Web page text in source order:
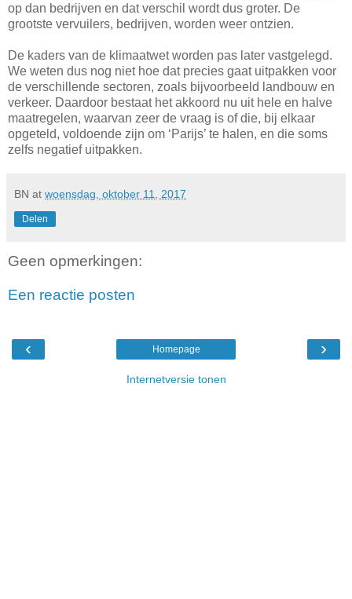
op dan bedrijven en dat verschil wordt dus groter. De
grootste vervuilers, bedrijven, worden weer ontzien.
De kaders van de klimaatwet worden pas later vastgelegd.
We weten dus nog niet hoe dat precies gaat uitpakken voor
de verschillende sectoren, zoals bijvoorbeeld landbouw en
verkeer. Daardoor bestaat het akkoord nu uit hele en halve
maatregelen, waarvan zeer de vraag is of die, bij elkaar
opgeteld, voldoende zijn om ‘Parijs’ te halen, en die soms
zelfs negatief uitpakken.
BN at woensdag, oktober 11, 2017
Delen
Geen opmerkingen:
Een reactie posten
‹ ›
Homepage
Internetversie tonen